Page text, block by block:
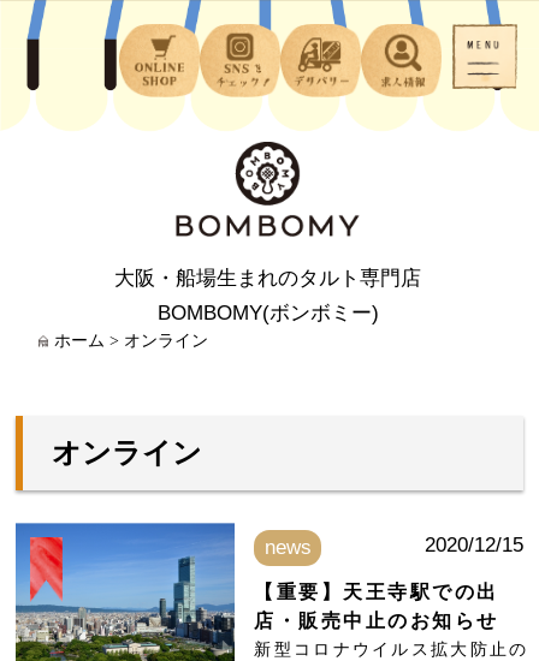
大阪・船場生まれのタルト専門店
BOMBOMY(ボンボミー)
ホーム > オンライン
オンライン
news 2020/12/15
【重要】天王寺駅での出
店・販売中止のお知らせ
新型コロナウイルス拡大防止の